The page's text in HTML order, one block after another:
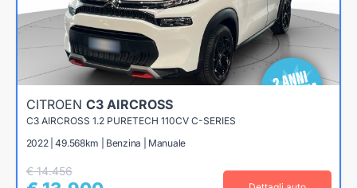
CITROEN C3 AIRCROSS
C3 AIRCROSS 1.2 PURETECH 110CV C-SERIES
2022 | 49.568km | Benzina | Manuale
€ 14.456